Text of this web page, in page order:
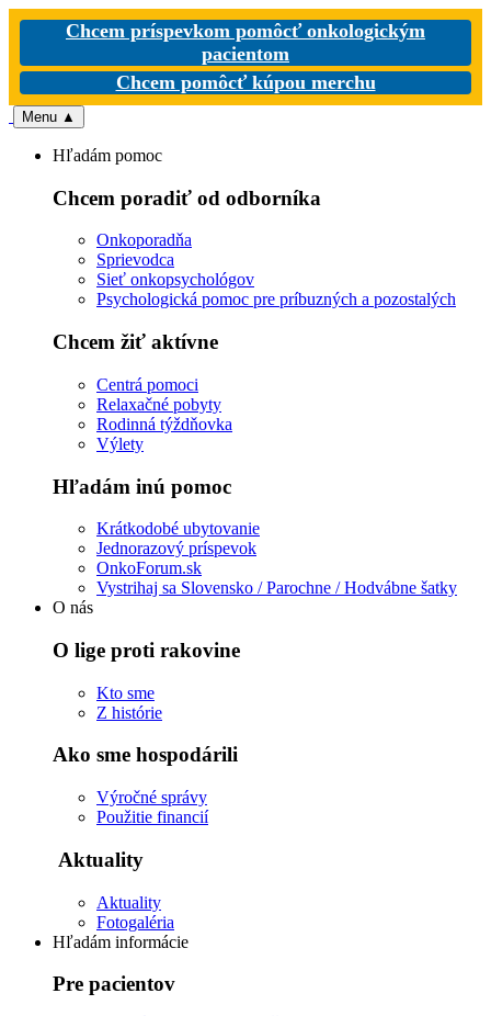
Chcem príspevkom pomôcť onkologickým
pacientom
Chcem pomôcť kúpou merchu
Menu ▲
Hľadám pomoc
Chcem poradiť od odborníka
Onkoporadňa
Sprievodca
Sieť onkopsychológov
Psychologická pomoc pre príbuzných a pozostalých
Chcem žiť aktívne
Centrá pomoci
Relaxačné pobyty
Rodinná týždňovka
Výlety
Hľadám inú pomoc
Krátkodobé ubytovanie
Jednorazový príspevok
OnkoForum.sk
Vystrihaj sa Slovensko / Parochne / Hodvábne šatky
O nás
O lige proti rakovine
Kto sme
Z histórie
Ako sme hospodárili
Výročné správy
Použitie financií
Aktuality
Aktuality
Fotogaléria
Hľadám informácie
Pre pacientov